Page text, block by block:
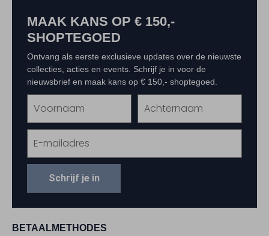
BETAALMETHODES
MAAK KANS OP € 150,-
SHOPTEGOED
Ontvang als eerste exclusieve updates over de nieuwste
collecties, acties en events. Schrijf je in voor de
nieuwsbrief en maak kans op € 150,- shoptegoed.
Schrijf je in